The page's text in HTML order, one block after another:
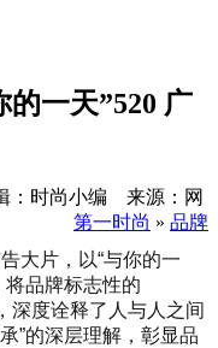
的一天”520 广
：时尚小编 来源：网
第一时尚 » 品牌
大片，以“与你的一
将品牌标志性的
深度诠释了人与人之间
”的深层理解，彰显品